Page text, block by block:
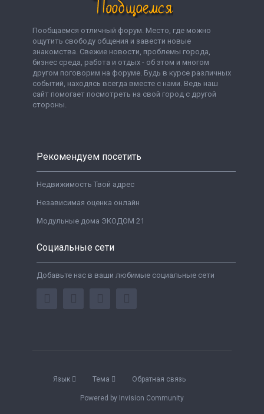
Пообщаемся отличный форум. Место, где можно
ощутить свободу общения и завести новые
знакомства. Свежие новости, проблемы города,
бизнес среда, работа и отдых - об этом и многом
другом поговорим на форуме. Будь в курсе различных
событий, находясь всегда вместе с нами. Ведь наш
сайт помогает посмотреть на свой город с другой
стороны.
Рекомендуем посетить
Недвижимость Твой адрес
Независимая оценка онлайн
Модульные дома ЭКОДОМ 21
Социальные сети
Добавьте нас в ваши любимые социальные сети
Язык Тема Обратная связь
Powered by Invision Community